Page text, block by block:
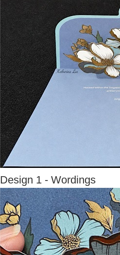
Design 1 - Wordings